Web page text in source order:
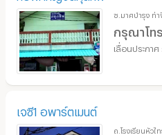
ซ.มาศบำรุง ท่า
กรุณาโท
เจซี1 อพาร์ตเมนต์
ถ.โรงเรียนหัวไ